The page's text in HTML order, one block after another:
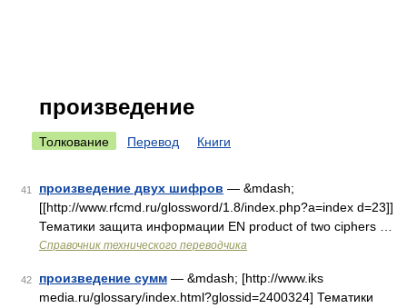
произведение
Толкование Перевод Книги
41 произведение двух шифров — &mdash;
[[http://www.rfcmd.ru/glossword/1.8/index.php?a=index d=23]]
Тематики защита информации EN product of two ciphers …
Справочник технического переводчика
42 произведение сумм — &mdash; [http://www.iks
media.ru/glossary/index.html?glossid=2400324] Тематики